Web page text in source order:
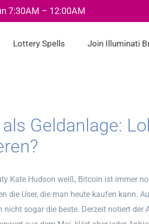
7:30AM – 12:00AM
Lottery Spells Join Illuminati
Geldanlage:
Kate Hudson weiß, Bitcoin ist immer
die User, die man heute kaufen kann.
nicht sogar die beste. Derzeit notiert